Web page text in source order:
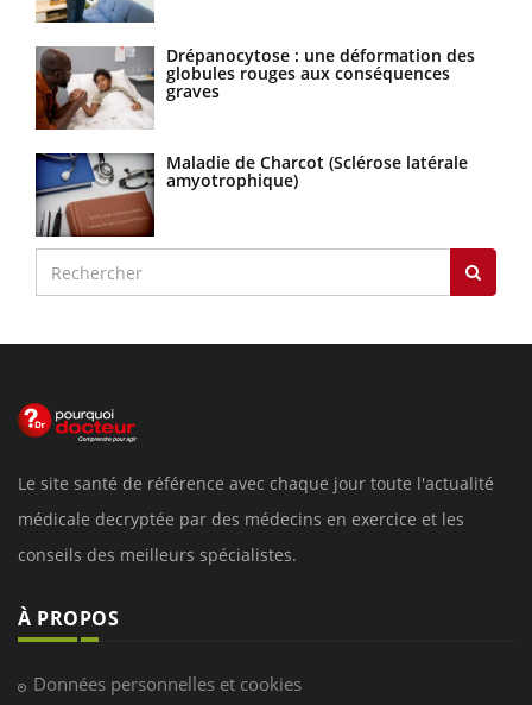
Drépanocytose : une déformation des
globules rouges aux conséquences
graves
Maladie de Charcot (Sclérose latérale
amyotrophique)
Le site santé de référence avec chaque jour toute l'actualité
médicale decryptée par des médecins en exercice et les
conseils des meilleurs spécialistes.
À PROPOS
Données personnelles et cookies